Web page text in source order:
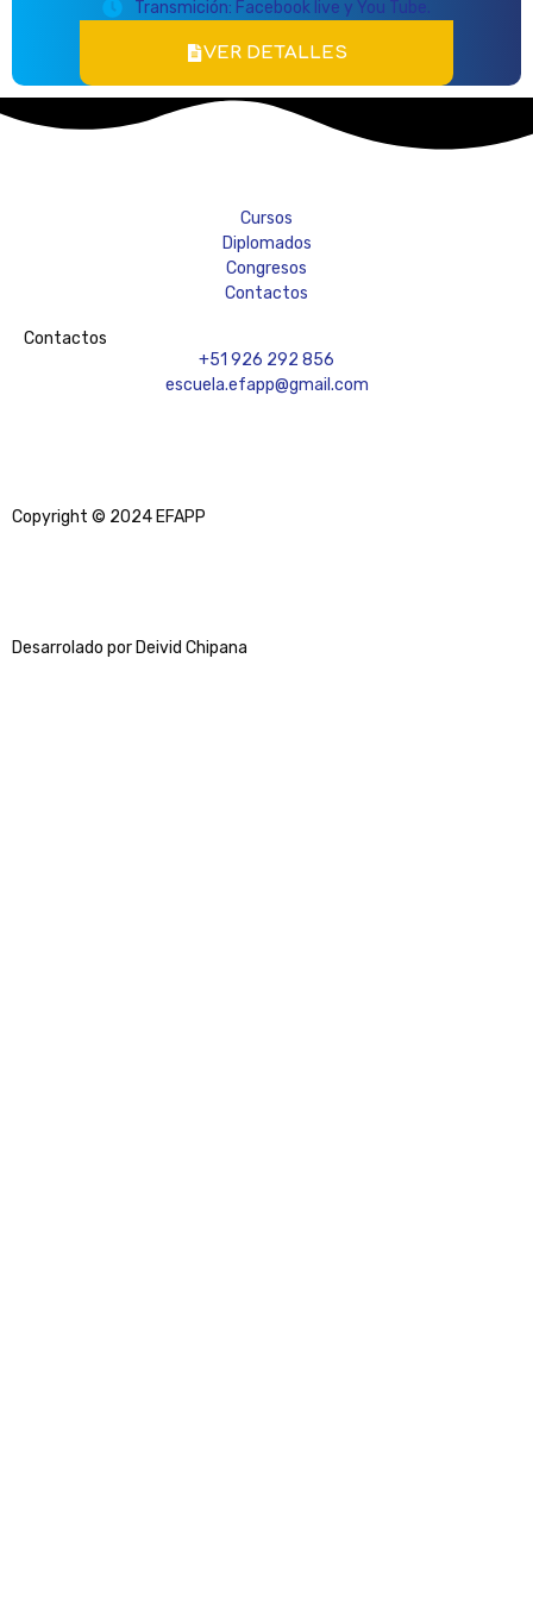
Transmición: Facebook live y You Tube.
VER DETALLES
Cursos
Diplomados
Congresos
Contactos
Contactos
+51 926 292 856
escuela.efapp@gmail.com
Copyright © 2024 EFAPP
Desarrolado por Deivid Chipana